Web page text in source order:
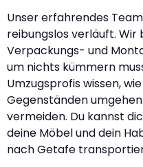
Unser erfahrendes
reibungslos verläuft.
Verpackungs- und
um nichts kümmern
Umzugsprofis wissen,
Gegenständen
vermeiden. Du kannst
deine Möbel und dein
nach Getafe